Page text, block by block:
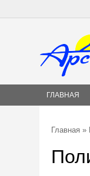
ГЛАВНАЯ
Главная »